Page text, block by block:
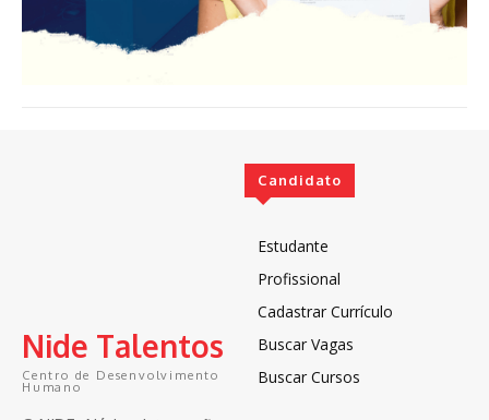
Nide Talentos
Centro de Desenvolvimento
Humano
Candidato
Estudante
Profissional
Cadastrar Currículo
Buscar Vagas
Buscar Cursos